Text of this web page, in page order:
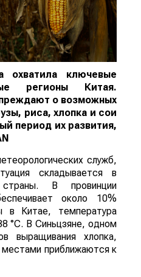
охватила ключевые
регионы Китая.
о возможных
риса, хлопка и сои
период их развития,
служб,
складывается в
В провинции
около 10%
в Китае, температура
°C. В Синьцзяне, одном
выращивания хлопка,
приближаются к